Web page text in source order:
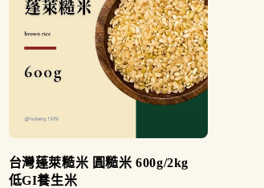
台灣蓬萊糙米 圓糙米 600g/2kg
低GI養生米